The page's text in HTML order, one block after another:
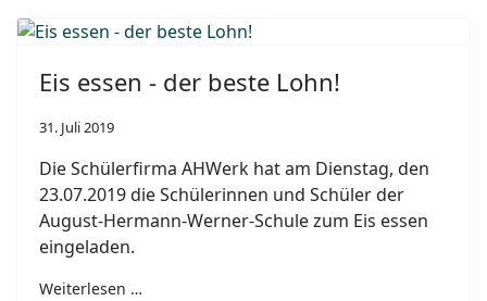
Eis essen - der beste Lohn!
31. Juli 2019
Die Schülerfirma AHWerk hat am Dienstag, den
23.07.2019 die Schülerinnen und Schüler der
August-Hermann-Werner-Schule zum Eis essen
eingeladen.
Weiterlesen …